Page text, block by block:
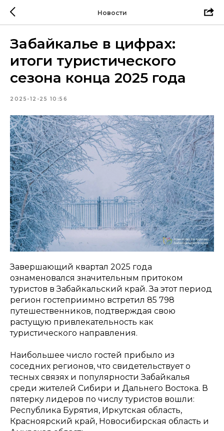
Новости
Забайкалье в цифрах:
итоги туристического
сезона конца 2025 года
2025-12-25 10:56
Завершающий квартал 2025 года
ознаменовался значительным притоком
туристов в Забайкальский край. За этот период
регион гостеприимно встретил 85 798
путешественников, подтверждая свою
растущую привлекательность как
туристического направления.
Наибольшее число гостей прибыло из
соседних регионов, что свидетельствует о
тесных связях и популярности Забайкалья
среди жителей Сибири и Дальнего Востока. В
пятерку лидеров по числу туристов вошли:
Республика Бурятия, Иркутская область,
Красноярский край, Новосибирская область и